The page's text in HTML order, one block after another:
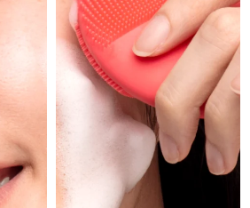
護膚品
skincare
品
aging treatments
護膚品
skincare
品
treatments
產品
treatments
skincare
skincare
products
treatments
2 Pro Max
IPL hair removal device
2
removal
身體護理
2 body
body toning
4 body
body brush
2 plus
acne LED therapy
眼部護理
2 eyes & lips
line smoothing device
預計送達日期 8/10/26
預計送達日期8/14/26
預計送達日期 8/10/26
預計送達日期 8/14/26
預計送達日期 8/10/26